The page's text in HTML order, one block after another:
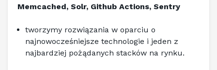
Memcached, Solr, Github Actions, Sentry
tworzymy rozwiązania w oparciu o
najnowocześniejsze technologie i jeden z
najbardziej pożądanych stacków na rynku.